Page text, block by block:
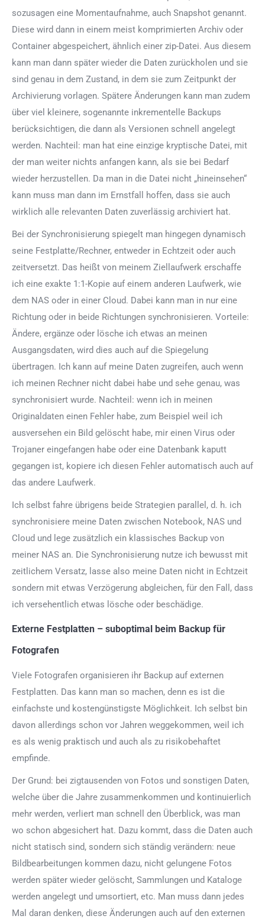
sozusagen eine Momentaufnahme, auch Snapshot genannt.
Diese wird dann in einem meist komprimierten Archiv oder
Container abgespeichert, ähnlich einer zip-Datei. Aus diesem
kann man dann später wieder die Daten zurückholen und sie
sind genau in dem Zustand, in dem sie zum Zeitpunkt der
Archivierung vorlagen. Spätere Änderungen kann man zudem
über viel kleinere, sogenannte inkrementelle Backups
berücksichtigen, die dann als Versionen schnell angelegt
werden. Nachteil: man hat eine einzige kryptische Datei, mit
der man weiter nichts anfangen kann, als sie bei Bedarf
wieder herzustellen. Da man in die Datei nicht „hineinsehen“
kann muss man dann im Ernstfall hoffen, dass sie auch
wirklich alle relevanten Daten zuverlässig archiviert hat.
Bei der Synchronisierung spiegelt man hingegen dynamisch
seine Festplatte/Rechner, entweder in Echtzeit oder auch
zeitversetzt. Das heißt von meinem Ziellaufwerk erschaffe
ich eine exakte 1:1-Kopie auf einem anderen Laufwerk, wie
dem NAS oder in einer Cloud. Dabei kann man in nur eine
Richtung oder in beide Richtungen synchronisieren. Vorteile:
Ändere, ergänze oder lösche ich etwas an meinen
Ausgangsdaten, wird dies auch auf die Spiegelung
übertragen. Ich kann auf meine Daten zugreifen, auch wenn
ich meinen Rechner nicht dabei habe und sehe genau, was
synchronisiert wurde. Nachteil: wenn ich in meinen
Originaldaten einen Fehler habe, zum Beispiel weil ich
ausversehen ein Bild gelöscht habe, mir einen Virus oder
Trojaner eingefangen habe oder eine Datenbank kaputt
gegangen ist, kopiere ich diesen Fehler automatisch auch auf
das andere Laufwerk.
Ich selbst fahre übrigens beide Strategien parallel, d. h. ich
synchronisiere meine Daten zwischen Notebook, NAS und
Cloud und lege zusätzlich ein klassisches Backup von
meiner NAS an. Die Synchronisierung nutze ich bewusst mit
zeitlichem Versatz, lasse also meine Daten nicht in Echtzeit
sondern mit etwas Verzögerung abgleichen, für den Fall, dass
ich versehentlich etwas lösche oder beschädige.
Externe Festplatten – suboptimal beim Backup für
Fotografen
Viele Fotografen organisieren ihr Backup auf externen
Festplatten. Das kann man so machen, denn es ist die
einfachste und kostengünstigste Möglichkeit. Ich selbst bin
davon allerdings schon vor Jahren weggekommen, weil ich
es als wenig praktisch und auch als zu risikobehaftet
empfinde.
Der Grund: bei zigtausenden von Fotos und sonstigen Daten,
welche über die Jahre zusammenkommen und kontinuierlich
mehr werden, verliert man schnell den Überblick, was man
wo schon abgesichert hat. Dazu kommt, dass die Daten auch
nicht statisch sind, sondern sich ständig verändern: neue
Bildbearbeitungen kommen dazu, nicht gelungene Fotos
werden später wieder gelöscht, Sammlungen und Kataloge
werden angelegt und umsortiert, etc. Man muss dann jedes
Mal daran denken, diese Änderungen auch auf den externen